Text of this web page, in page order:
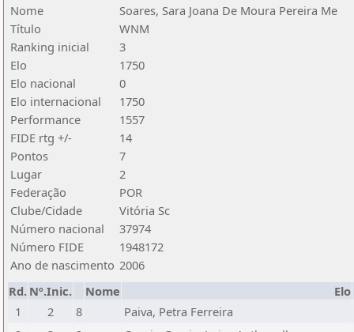
Nome
Soares, Sara Joana De Moura Pereira Me
Título
WNM
Ranking inicial
3
Elo
1750
Elo nacional
0
Elo internacional
1750
Performance
1557
FIDE rtg +/-
14
Pontos
7
Lugar
2
Federação
POR
Clube/Cidade
Vitória Sc
Número nacional
37974
Número FIDE
1948172
Ano de nascimento 2006
Rd. Nº.Inic. Nome
Elo
1
2 8
Paiva, Petra Ferreira